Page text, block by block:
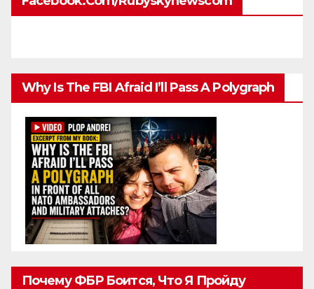
Why Is The FBI Afraid I’ll Pass A Polygraph
Почему ФБР Боится, Что Я Пройду